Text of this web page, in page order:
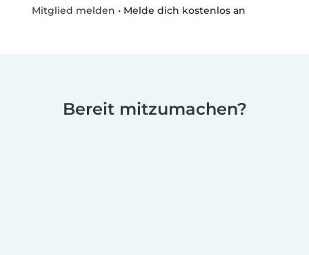
Mitglied melden • Melde dich kostenlos an
Bereit mitzumachen?